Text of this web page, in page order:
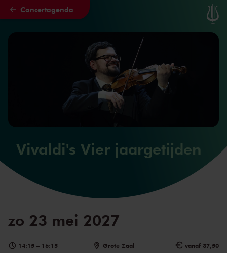
Naar hoofdcontent
Concertagenda
Vivaldi's Vier jaargetijden
zo 23 mei 2027
14:15 – 16:15 Grote Zaal vanaf 37,50